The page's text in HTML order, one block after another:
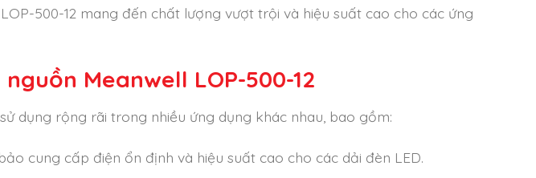
500-12 mang đến chất lượng vượt trội và hiệu suất cao cho các ứng
Meanwell LOP-500-12
dụng rộng rãi trong nhiều ứng dụng khác nhau, bao gồm:
cung cấp điện ổn định và hiệu suất cao cho các dải đèn LED.